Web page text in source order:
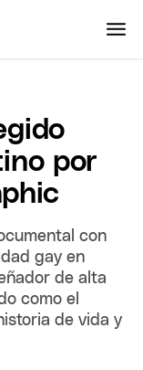
por
con
gay en
de alta
como el
de vida y